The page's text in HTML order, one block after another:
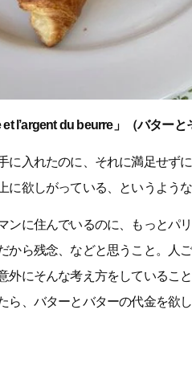
et l’argent du beurre」（バター
に入れたのに、それに満足せず
に欲しがっている、というよう
ンに住んでいるのに、もっとパ
から残念、などと思うこと。人
外にそんな考え方をしているこ
ら、バターとバターの代金を